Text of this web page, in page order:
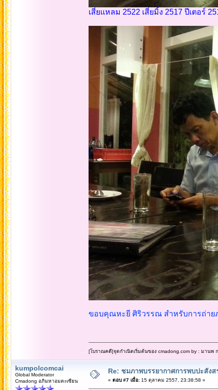
เสี่ยแหลม 2522 เสี่ยมิ้ง 2517 ปีเตอร์
ขอบคุณหะยี ศิริวรรณ สำหรับการถ่าย
[โบราณคดี]จุดกำเนิดเริ่มต้นของ cmadong.com by : มานพ
kumpolcomcai
Global Moderator
Cmadong อภิมหาอมตะเซียน
Re: ชมภาพบรรยากาศการพบปะสัง
« ตอบ #7 เมื่อ:15 ตุลาคม 2557, 23:38:58 »